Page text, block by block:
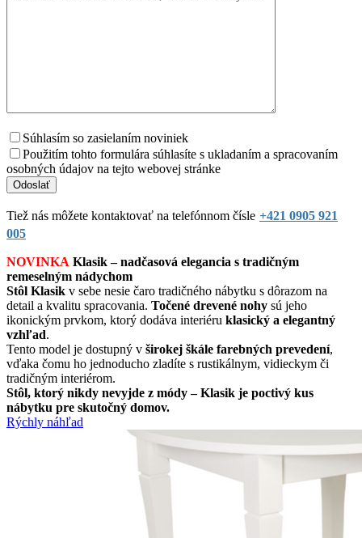
Súhlasím so zasielaním noviniek
Použitím tohto formulára súhlasíte s ukladaním a spracovaním
osobných údajov na tejto webovej stránke
Tiež nás môžete kontaktovať na telefónnom čísle +421 0905 921
005
NOVINKA Klasik – nadčasová elegancia s tradičným
remeselným nádychom
Stôl Klasik v sebe nesie čaro tradičného nábytku s dôrazom na
detail a kvalitu spracovania. Točené drevené nohy sú jeho
ikonickým prvkom, ktorý dodáva interiéru klasický a elegantný
vzhľad.
Tento model je dostupný v širokej škále farebných prevedení,
vďaka čomu ho jednoducho zladíte s rustikálnym, vidieckym či
tradičným interiérom.
Stôl, ktorý nikdy nevyjde z módy – Klasik je poctivý kus
nábytku pre skutočný domov.
Rýchly náhľad